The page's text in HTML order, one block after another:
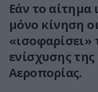
Εάν το αίτημα
μόνο κίνηση
«ισοφαρίσει»
ενίσχυσης
Αεροπορίας.